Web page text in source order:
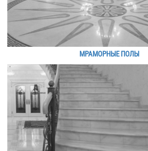
МРАМОРНЫЕ ПОЛЫ